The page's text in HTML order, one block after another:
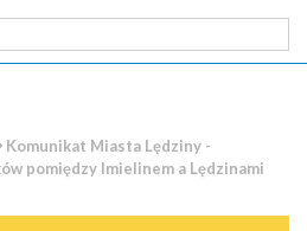
Komunikat Miasta Lędziny -
pomiędzy Imielinem a Lędzinami